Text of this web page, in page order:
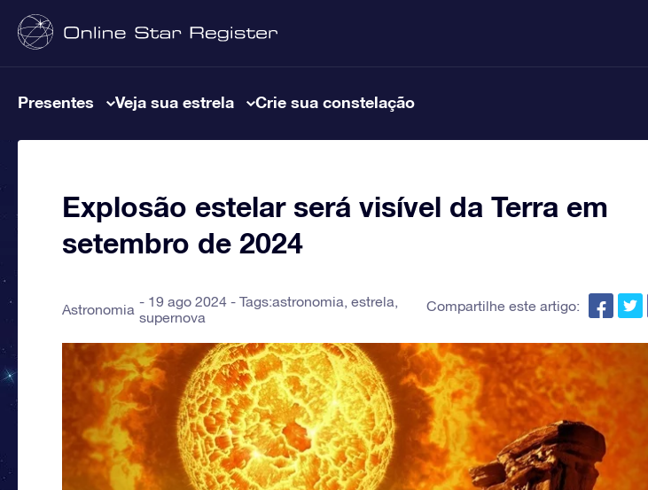
Presentes Veja sua estrela Crie sua constelação
Explosão estelar será visível da Terra em
setembro de 2024
Astronomia 19 ago 2024 - Tags:astronomia, estrela,
supernova
Compartilhe este artigo: